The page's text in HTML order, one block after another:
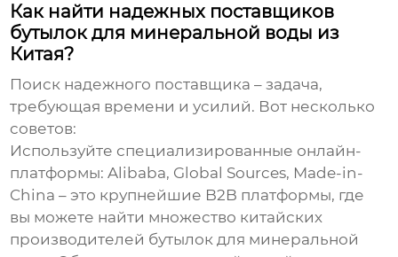
Как найти надежных поставщиков
бутылок для минеральной воды из
Китая?
Поиск надежного поставщика – задача,
требующая времени и усилий. Вот несколько
советов:
Используйте специализированные онлайн-
платформы: Alibaba, Global Sources, Made-in-
China – это крупнейшие B2B платформы, где
вы можете найти множество китайских
производителей бутылок для минеральной